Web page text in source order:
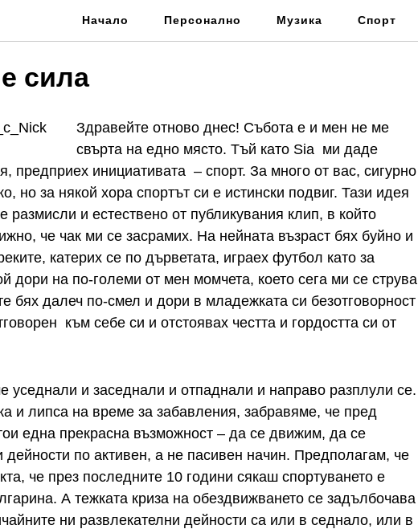
Начало Персонално Музика Спорт
сила
Здравейте отново днес! Събота е и мен не ме
свърта на едно място. Тъй като Sia ми даде
предприех инициативата – спорт. За много от вас, сигурно
но за някой хора спортът си е истински подвиг. Тази идея
размисли и естествено от публикувания клип, в който
че чак ми се засрамих. На нейната възраст бях буйно и
катерих се по дърветата, играех футбол като за
дори на по-големи от мен момчета, което сега ми се струва
бях далеч по-смел и дори в младежката си безотговорност
към себе си и отстоявах честта и гордостта си от
уседнали и заседнали и отпаднали и направо разплули се.
и липса на време за забавления, забравяме, че пред
една прекрасна възможност – да се движим, да се
по активен, а не пасивен начин. Предполагам, че
че през последните 10 години сякаш спортуването е
А тежката криза на обездвижването се задълбочава
ни развлекателни дейности са или в седнало, или в